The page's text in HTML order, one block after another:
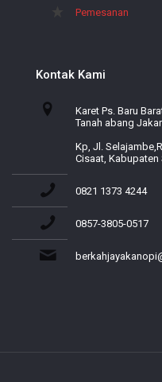
Pemesanan
Kontak Kami
Karet Ps. Baru
Tanah abang
Kp, Jl.
Cisaat, Kabupaten
0821 1373 4244
0857-3805-0517